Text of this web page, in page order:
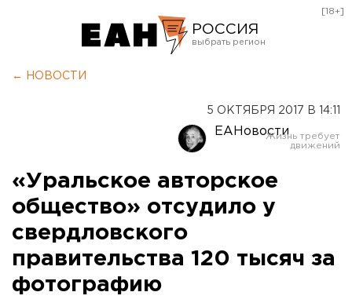
РОССИЯ
Оренбург
[18+]
← НОВОСТИ
5 ОКТЯБРЯ 2017 В 14:11
ЕАНовости
«Уральское авторское
общество» отсудило у
свердловского
правительства 120 тысяч за
фотографию